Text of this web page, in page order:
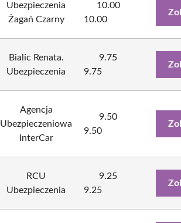
Ubezpieczenia
Żagań Czarny
10.00
10.00
Bialic Renata.
Ubezpieczenia
9.75
9.75
Agencja
Ubezpieczeniowa
InterCar
9.50
9.50
RCU
Ubezpieczenia
9.25
9.25